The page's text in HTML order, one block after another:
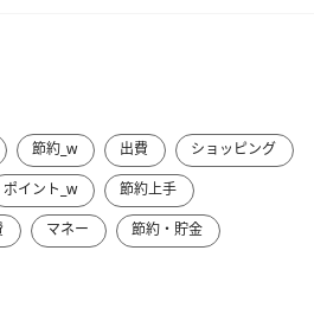
節約_w 出費
ショッピング
ポイント_w
節約上手
マネー 節約・貯金